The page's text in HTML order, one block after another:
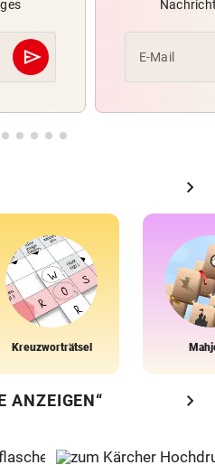
send
Abschicken E-Mail
chevron_right
Kreuzworträtsel
ANZEIGEN“ chevron_right